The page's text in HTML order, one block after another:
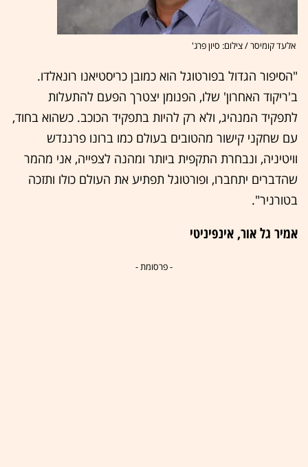
אלעד קומיסר / צילום: סיון פרג'
"הסיפור הגדול בפורטוגל הוא כמובן כריסטיאנו רונאלדו.
ב'ריקוד האחרון' שלו, הפנומן יצטרך הפעם להתעלות
לתפקיד המנהיג, ולא רק להיות בתפקיד הכוכב. כשהוא בחוד,
עם שחקני קישור מהטובים בעולם כמו ברונו פרננדש
וויטיניה, ונבחרת התקפית ביותר ומהנה לצפייה, אני מהמר
שהדברים יתחברו, ופורטוגל תפתיע את העולם כולו ותזכה
בטורניר".
אמיר גל אור, אינפיניטי
- פרסומת -